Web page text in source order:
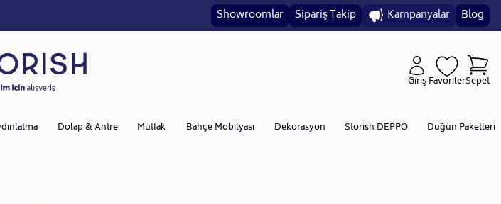
Showroomlar Sipariş Takip Kampanyalar Blog
GirişFavorilerSepet
Dolap & Antre Mutfak Bahçe Mobilyası Dekorasyon Storish DEPPO Düğün Paketleri